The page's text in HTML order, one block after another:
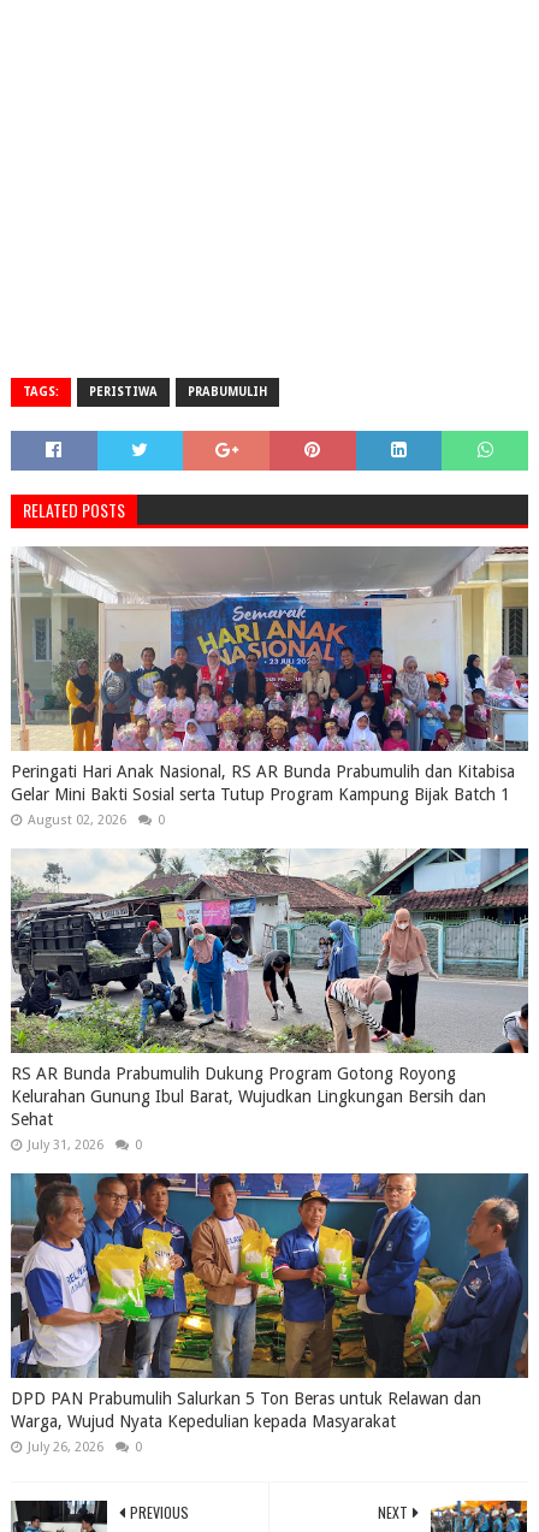
TAGS: PERISTIWA PRABUMULIH
RELATED POSTS
Peringati Hari Anak Nasional, RS AR Bunda Prabumulih dan Kitabisa
Gelar Mini Bakti Sosial serta Tutup Program Kampung Bijak Batch 1
August 02, 2026 0
RS AR Bunda Prabumulih Dukung Program Gotong Royong
Kelurahan Gunung Ibul Barat, Wujudkan Lingkungan Bersih dan
Sehat
July 31, 2026 0
DPD PAN Prabumulih Salurkan 5 Ton Beras untuk Relawan dan
Warga, Wujud Nyata Kepedulian kepada Masyarakat
July 26, 2026 0
NEXT
PREVIOUS